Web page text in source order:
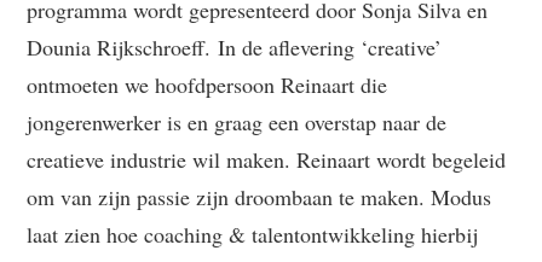
programma wordt gepresenteerd door Sonja Silva en
Dounia Rijkschroeff. In de aflevering ‘creative’
ontmoeten we hoofdpersoon Reinaart die
jongerenwerker is en graag een overstap naar de
creatieve industrie wil maken. Reinaart wordt begeleid
om van zijn passie zijn droombaan te maken. Modus
laat zien hoe coaching & talentontwikkeling hierbij